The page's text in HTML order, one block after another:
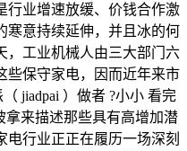
行业增速放缓、价钱合作激
寒意持续延伸，并且冰的何
，工业机械人由三大部门六
些保守家电，因而近年来市
jiadpai ）做者 ?小小 看完
拿来描述那些具有高增加潜
电行业正正在履历一场深刻